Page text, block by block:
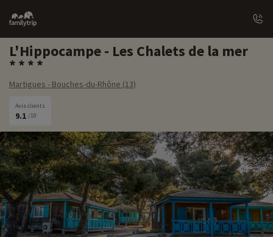
Family
trip
L'Hippocampe - Les Chalets de la mer
Martigues - Bouches-du-Rhône (13)
Avis clients
9.1 /10